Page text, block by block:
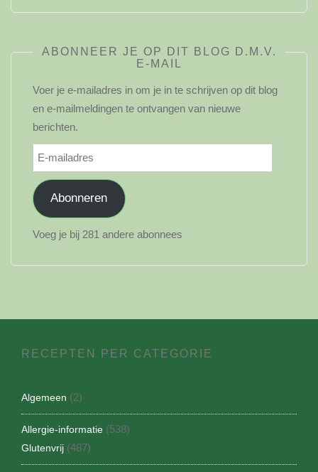
ABONNEER JE OP DIT BLOG D.M.V.
E-MAIL
Voer je e-mailadres in om je in te schrijven op dit blog
en e-mailmeldingen te ontvangen van nieuwe
berichten.
E-
mailadres
Abonneren
Voeg je bij 281 andere abonnees
RECEPTEN PER CATEGORIE
Algemeen (2)
Allergie-informatie (538)
Glutenvrij (487)